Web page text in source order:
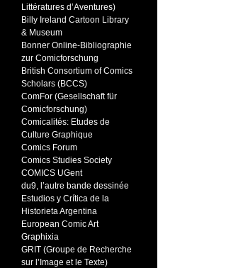
Littératures d’Aventures)
Billy Ireland Cartoon Library
& Museum
Bonner Online-Bibliographie
zur Comicforschung
British Consortium of Comics
Scholars (BCCS)
ComFor (Gesellschaft für
Comicforschung)
Comicalités: Etudes de
Culture Graphique
Comics Forum
Comics Studies Society
COMICS UGent
du9, l’autre bande dessinée
Estudios y Crítica de la
Historieta Argentina
European Comic Art
Graphixia
GRIT (Groupe de Recherche
sur l’Image et le Texte)